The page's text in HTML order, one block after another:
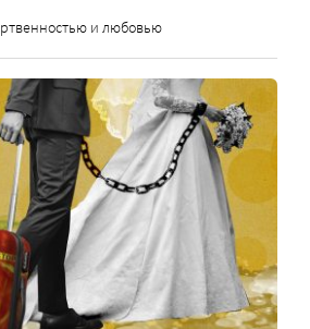
и любовью